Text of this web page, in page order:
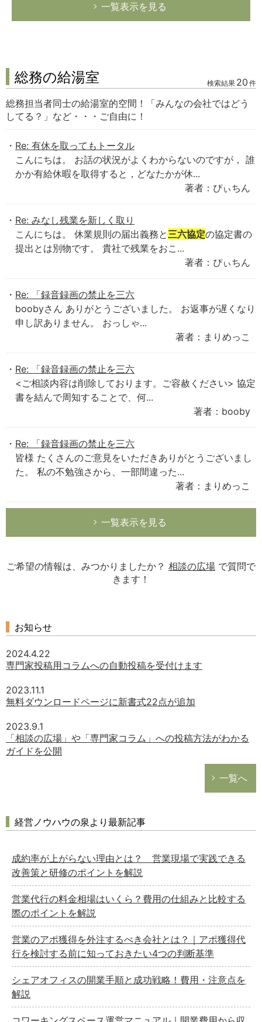
一覧表示を見る
総務の給湯室 検索結果 20 件
総務担当者同士の給湯室的空間！「みんなの会社ではどう
してる？」など・・・ご自由に！
Re: 有休を取ってもトータル
こんにちは。 お話の状況がよくわからないのですが， 誰
かか有給休暇を取得すると，どなたかが休...
著者：ぴぃちん
Re: みなし残業を新しく取り
こんにちは。 休業規則の届出義務と三六協定の協定書の
提出とは別物です。 貴社で残業をおこ...
著者：ぴぃちん
Re: 「録音録画の禁止を三六
boobyさん ありがとうございました。 お返事が遅くなり
申し訳ありません。 おっしゃ...
著者：まりめっこ
Re: 「録音録画の禁止を三六
<ご相談内容は削除しております。ご容赦ください> 協定
書を結んで周知することで、何...
著者：booby
Re: 「録音録画の禁止を三六
皆様 たくさんのご意見をいただきありがとうございまし
た。 私の不勉強さから、一部間違った...
著者：まりめっこ
一覧表示を見る
ご希望の情報は、みつかりましたか？ 相談の広場 で質問で
きます！
お知らせ
2024.4.22
専門家投稿用コラムへの自動投稿を受付けます
2023.11.1
無料ダウンロードページに新書式22点が追加
2023.9.1
「相談の広場」や「専門家コラム」への投稿方法がわかる
ガイドを公開
一覧へ
経営ノウハウの泉より最新記事
成約率が上がらない理由とは？ 営業現場で実践できる
改善策と研修のポイントを解説
営業代行の料金相場はいくら？費用の仕組みと比較する
際のポイントを解説
営業のアポ獲得を外注するべき会社とは？｜アポ獲得代
行を検討する前に知っておきたい4つの判断基準
シェアオフィスの開業手順と成功戦略！費用・注意点を
解説